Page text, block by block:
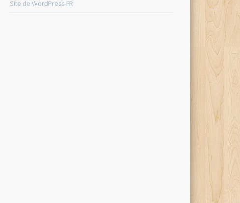
Site de WordPress-FR